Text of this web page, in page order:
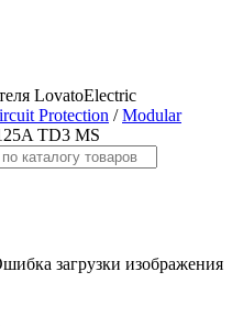
Protection /Modular
TD3 MS
загрузки изображения